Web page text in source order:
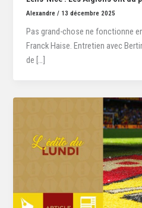
Alexandre/ 13 décembre 2025
Pas grand-chose ne fonctionne
Franck Haise. Entretien avec
de […]